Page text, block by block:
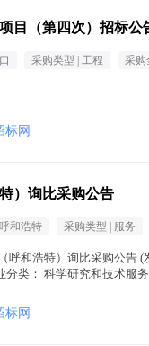
目（第四次）招标公
采购类型 | 工程 采购
标网
特）询比采购公告
和浩特 采购类型 | 服务
（呼和浩特）询比采购公告
分类： 科学研究和技术服
标网